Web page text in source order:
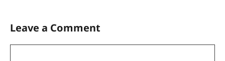
Leave a Comment